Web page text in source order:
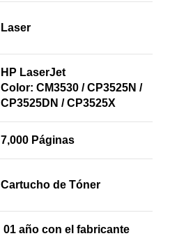
Laser
HP LaserJet
Color: CM3530 / CP3525N /
CP3525DN / CP3525X
7,000 Páginas
Cartucho de Tóner
01 año con el fabricante